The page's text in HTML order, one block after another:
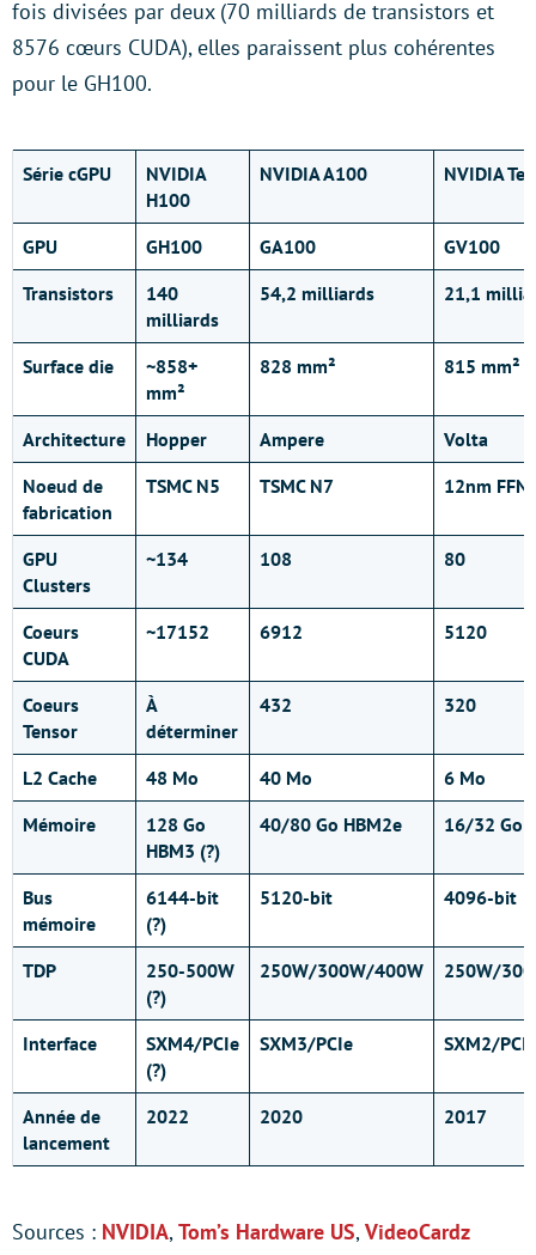
fois divisées par deux (70 milliards de transistors et
8576 cœurs CUDA), elles paraissent plus cohérentes
pour le GH100.
Série cGPU
NVIDIA
H100
NVIDIA A100 NVIDIA
GPU GH100 GA100
GV100
Transistors
140
milliards
54,2 milliards 21,1
Surface die
~858+
mm²
828 mm² 815 mm²
Architecture Hopper Ampere
Volta
Noeud de
fabrication
TSMC N5 TSMC N7 12nm FFN
GPU
Clusters
~134 108 80
Coeurs
CUDA
~17152 6912 5120
Coeurs
Tensor
À
déterminer
432 320
L2 Cache 48 Mo 40 Mo
6 Mo
Mémoire
128 Go
HBM3 (?)
40/80 Go HBM2e 16/32 Go
Bus
mémoire
6144-bit
(?)
5120-bit 4096-bit
TDP
250-500W
(?)
250W/300W/400W 250W/
Interface
SXM4/PCIe
(?)
SXM3/PCIe SXM2/PCIe
Année de
lancement
2022 2020 2017
Sources : NVIDIA,Tom’s Hardware US,VideoCardz